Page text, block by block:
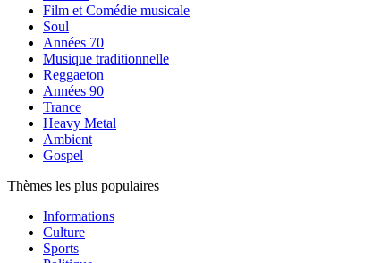
Film et Comédie musicale
Soul
Années 70
Musique traditionnelle
Reggaeton
Années 90
Trance
Heavy Metal
Ambient
Gospel
Thèmes les plus populaires
Informations
Culture
Sports